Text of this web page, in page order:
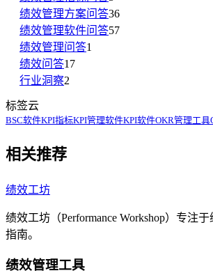
绩效管理方案问答36
绩效管理软件问答57
绩效管理问答1
绩效问答17
行业洞察2
标签云
BSC软件KPI指标KPI管理软件KPI软件OKR管理工具
相关推荐
绩效工坊
绩效工坊（Performance Workshop）专
指南。
绩效管理工具